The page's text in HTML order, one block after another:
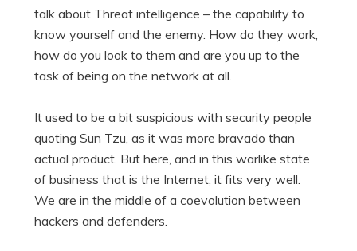
talk about Threat intelligence – the capability to
know yourself and the enemy. How do they work,
how do you look to them and are you up to the
task of being on the network at all.
It used to be a bit suspicious with security people
quoting Sun Tzu, as it was more bravado than
actual product. But here, and in this warlike state
of business that is the Internet, it fits very well.
We are in the middle of a coevolution between
hackers and defenders.